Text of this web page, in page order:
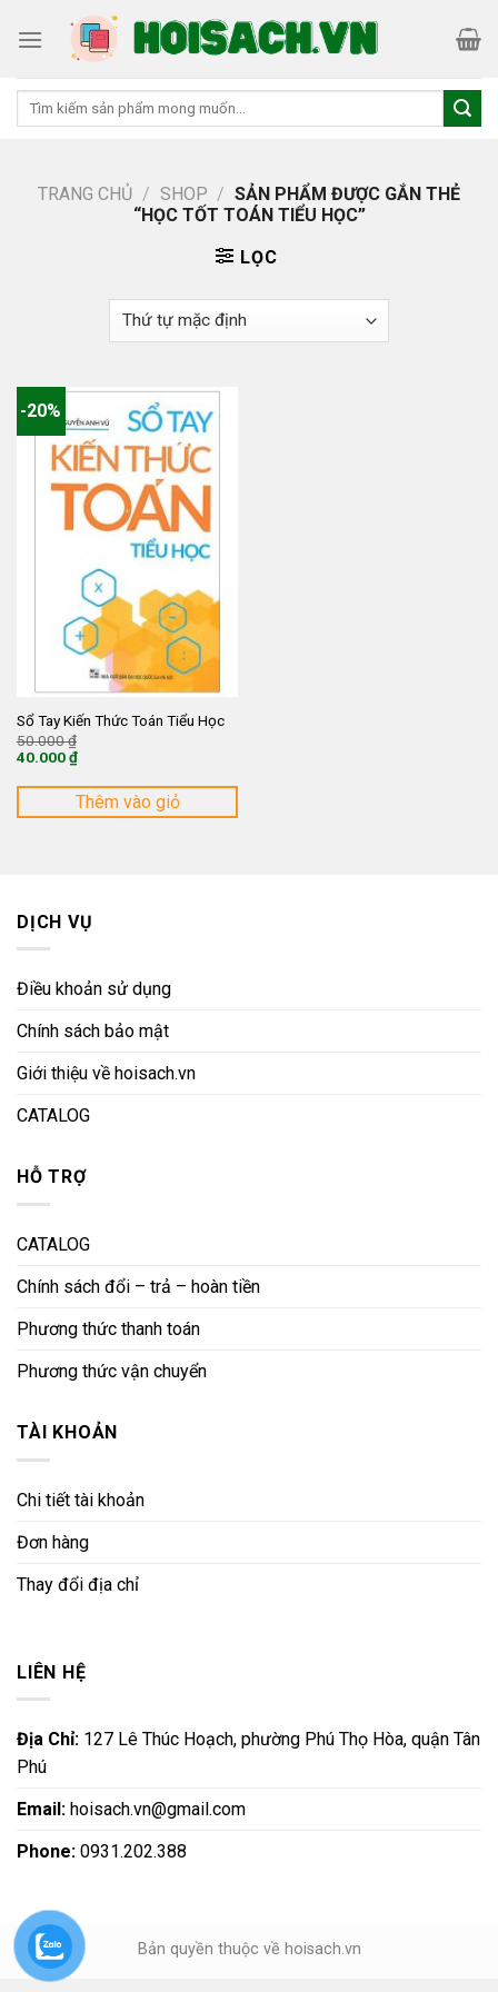
Tìm
TRANG CHỦ / SHOP / SẢN PHẨM ĐƯỢC GẮN THẺ
“HỌC TỐT TOÁN TIỂU HỌC”
LỌC
-20%
Sổ Tay Kiến Thức Toán Tiểu Học
50.000₫
50.000 ₫.
40.000₫
hiện
là:
Thêm vào giỏ
DỊCH VỤ
Điều khoản sử dụng
Chính sách bảo mật
Giới thiệu về hoisach.vn
CATALOG
HỖ TRỢ
CATALOG
Chính sách đổi – trả – hoàn tiền
Phương thức thanh toán
Phương thức vận chuyển
TÀI KHOẢN
Chi tiết tài khoản
Đơn hàng
Thay đổi địa chỉ
LIÊN HỆ
Địa Chỉ: 127 Lê Thúc Hoạch, phường Phú Thọ Hòa, quận Tân
Phú
Email: hoisach.vn@gmail.com
Phone: 0931.202.388
Bản quyền thuộc về hoisach.vn